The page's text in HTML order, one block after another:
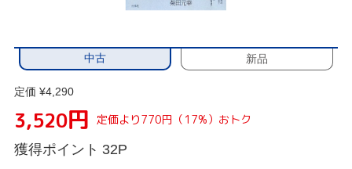
中古 新品
定価 ¥4,290
3,520円 定価より770円（17%）おトク
獲得ポイント 32P